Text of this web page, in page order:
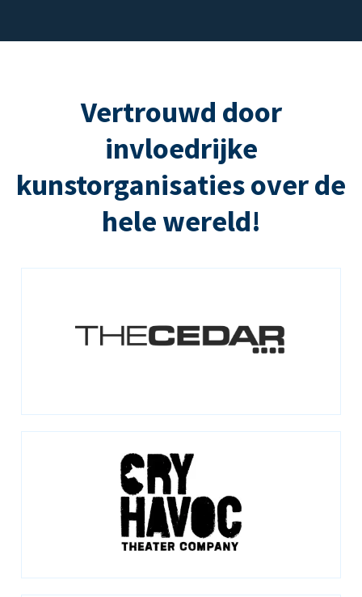
Vertrouwd door
invloedrijke
kunstorganisaties over de
hele wereld!